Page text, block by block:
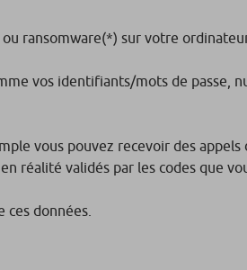
ou ransomware(*) sur votre
vos identifiants/mots de passe,
vous pouvez recevoir des
réalité validés par les codes que
données.